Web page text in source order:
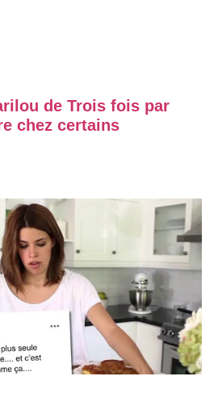
de Trois fois par
chez certains